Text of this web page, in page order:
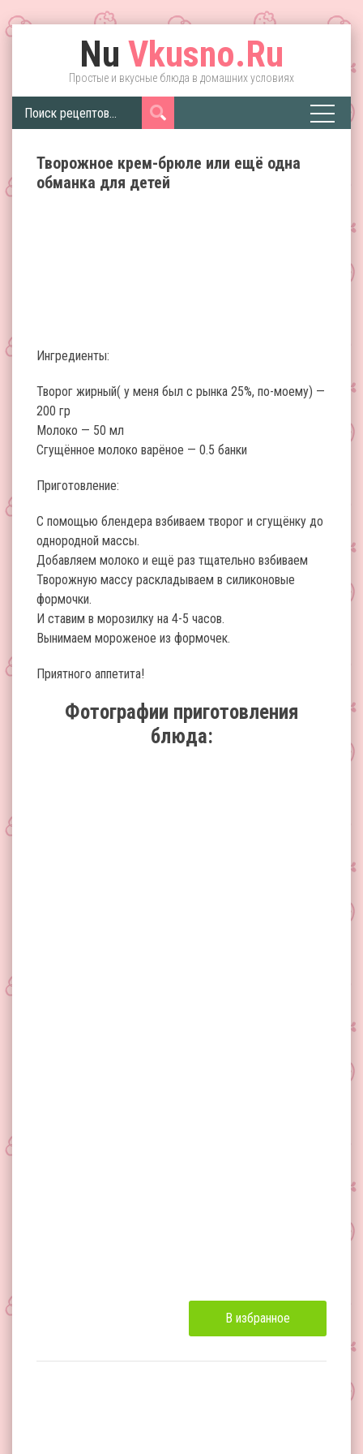
Nu Vkusno.Ru
Простые и вкусные блюда в домашних условиях
Творожное крем-брюле или ещё одна
обманка для детей
Ингредиенты:
Творог жирный( у меня был с рынка 25%, по-моему) —
200 гр
Молоко — 50 мл
Сгущённое молоко варёное — 0.5 банки
Приготовление:
С помощью блендера взбиваем творог и сгущёнку до
однородной массы.
Добавляем молоко и ещё раз тщательно взбиваем
Творожную массу раскладываем в силиконовые
формочки.
И ставим в морозилку на 4-5 часов.
Вынимаем мороженое из формочек.
Приятного аппетита!
Фотографии приготовления
блюда:
В избранное